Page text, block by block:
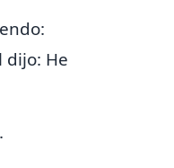
dijo: He